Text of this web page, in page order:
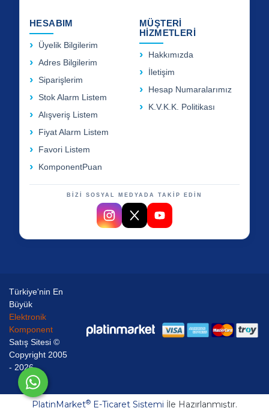
HESABIM
Üyelik Bilgilerim
Adres Bilgilerim
Siparişlerim
Stok Alarm Listem
Alışveriş Listem
Fiyat Alarm Listem
Favori Listem
KomponentPuan
MÜŞTERİ
HİZMETLERİ
Hakkımızda
İletişim
Hesap Numaralarımız
K.V.K.K. Politikası
BİZİ SOSYAL MEDYADA TAKİP EDİN
Türkiye'nin En
Büyük
Elektronik
Komponent
Satış Sitesi ©
Copyright 2005
- 2026
PlatinMarket® E-Ticaret Sistemi İle Hazırlanmıştır.